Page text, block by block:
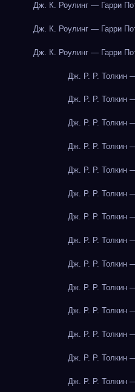
Дж. К. Роулинг — Гарри
Дж. К. Роулинг — Гарри
Дж. К. Роулинг — Гарри
Дж. Р. Р. Толкин
Дж. Р. Р. Толкин
Дж. Р. Р. Толкин
Дж. Р. Р. Толкин
Дж. Р. Р. Толкин
Дж. Р. Р. Толкин
Дж. Р. Р. Толкин
Дж. Р. Р. Толкин
Дж. Р. Р. Толкин
Дж. Р. Р. Толкин
Дж. Р. Р. Толкин
Дж. Р. Р. Толкин
Дж. Р. Р. Толкин
Дж. Р. Р. Толкин